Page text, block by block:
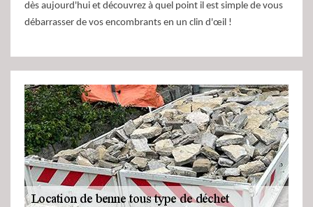
dès aujourd'hui et découvrez à quel point il est simple de vous
débarrasser de vos encombrants en un clin d'œil !